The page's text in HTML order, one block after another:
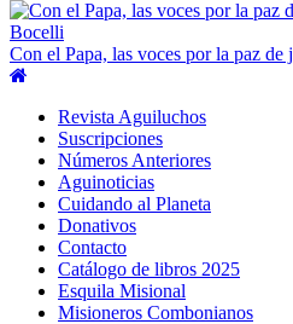
Con el Papa, las voces por la paz
Revista Aguiluchos
Suscripciones
Números Anteriores
Aguinoticias
Cuidando al Planeta
Donativos
Contacto
Catálogo de libros 2025
Esquila Misional
Misioneros Combonianos